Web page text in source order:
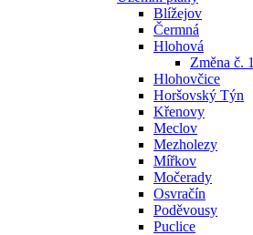
Blížejov
Čermná
Hlohová
Změna č. 1
Hlohovčice
Horšovský Týn
Křenovy
Meclov
Mezholezy
Mířkov
Močerady
Osvračín
Poděvousy
Puclice